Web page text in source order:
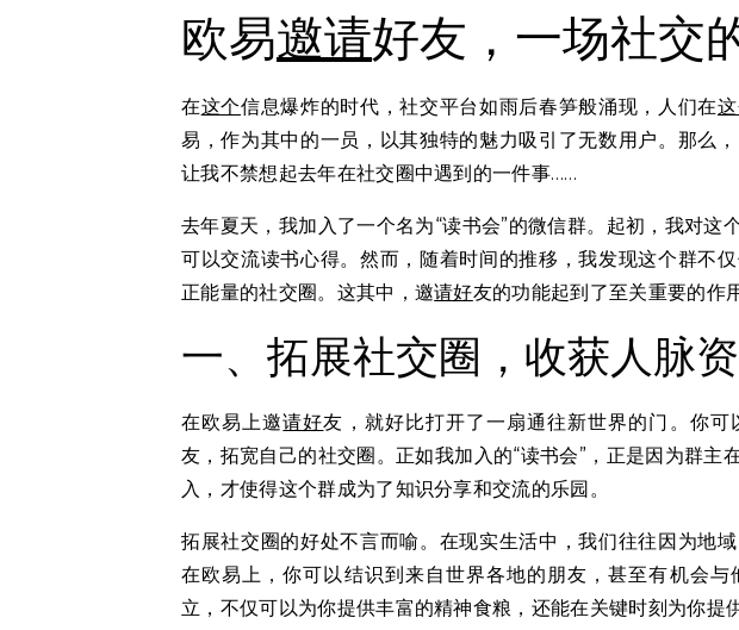
欧易邀请好友，一场社交
在这个信息爆炸的时代，社交平台如雨后春笋般涌现，人们在
易，作为其中的一员，以其独特的魅力吸引了无数用户。那么
让我不禁想起去年在社交圈中遇到的一件事……
去年夏天，我加入了一个名为“读书会”的微信群。起初，我对这
可以交流读书心得。然而，随着时间的推移，我发现这个群不
正能量的社交圈。这其中，邀请好友的功能起到了至关重要的作用
一、拓展社交圈，收获人脉
在欧易上邀请好友，就好比打开了一扇通往新世界的门。你
友，拓宽自己的社交圈。正如我加入的“读书会”，正是因为群主
入，才使得这个群成为了知识分享和交流的乐园。
拓展社交圈的好处不言而喻。在现实生活中，我们往往因为地
在欧易上，你可以结识到来自世界各地的朋友，甚至有机会
立，不仅可以为你提供丰富的精神食粮，还能在关键时刻为你提